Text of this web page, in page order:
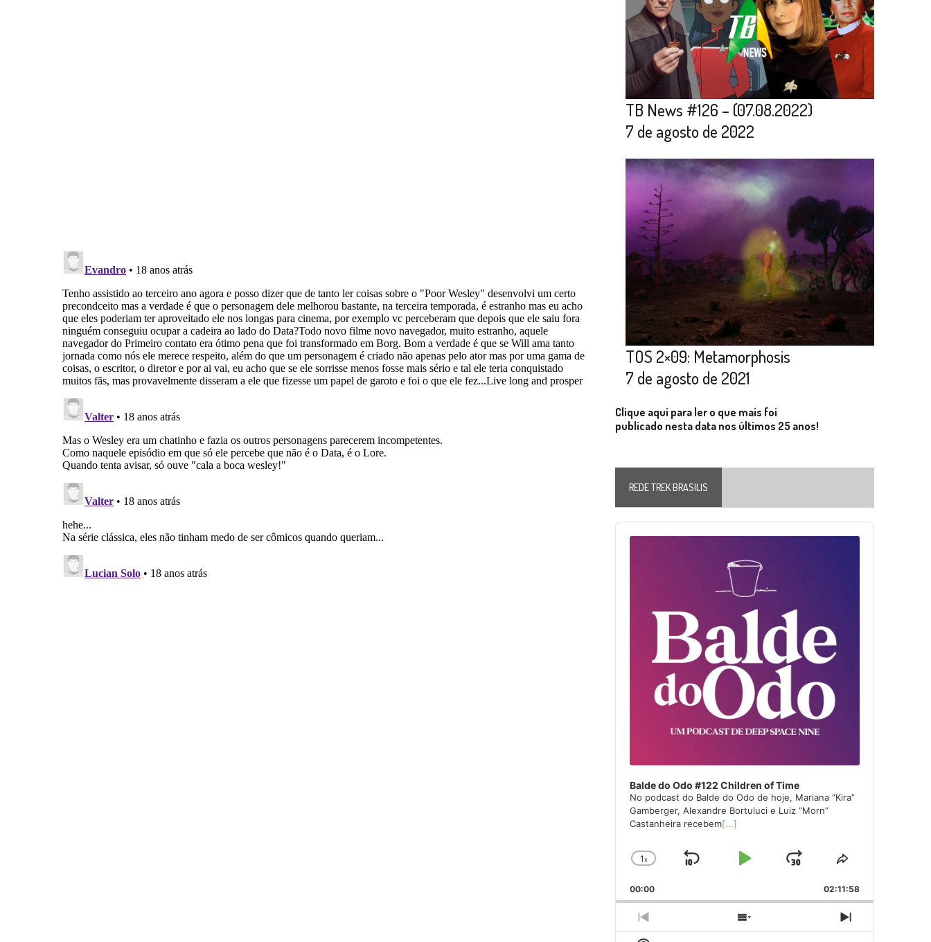
TB News #126 – (07.08.2022)
7 de agosto de 2022
TOS 2×09: Metamorphosis
7 de agosto de 2021
Clique aqui para ler o que mais foi
publicado nesta data nos últimos 25 anos!
REDE TREK BRASILIS
Audio
Player
Balde do Odo #122 Children of Time
No podcast do Balde do Odo de hoje, Mariana “Kira”
Gamberger, Alexandre Bortuluci e Luiz “Morn”
Castanheira recebem[...]
Change
Rate
1x
Skip
Play
Jump
Forward
Share
Episode
00:00 02:11:58
Previous
Episode
Show
Next